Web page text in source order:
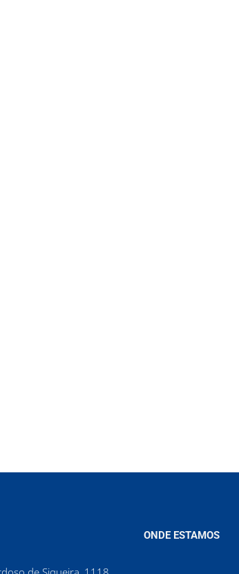
ONDE ESTAMOS